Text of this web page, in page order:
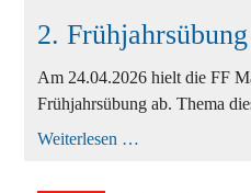
2. Frühjahrsübung
Am 24.04.2026 hielt die FF
Frühjahrsübung ab. Thema
Weiterlesen …